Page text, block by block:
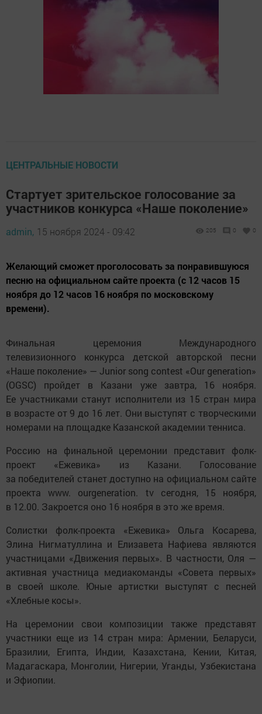
ЦЕНТРАЛЬНЫЕ НОВОСТИ
Стартует зрительское голосование за
участников конкурса «Наше поколение»
admin, 15 ноября 2024 - 09:42 205 0 0
Желающий сможет проголосовать за понравившуюся
песню на официальном сайте проекта (с 12 часов 15
ноября до 12 часов 16 ноября по московскому
времени).
Финальная церемония Международного
телевизионного конкурса детской авторской песни
«Наше поколение» — Junior song contest «Our generation»
(OGSC) пройдет в Казани уже завтра, 16 ноября.
Ее участниками станут исполнители из 15 стран мира
в возрасте от 9 до 16 лет. Они выступят с творческими
номерами на площадке Казанской академии тенниса.
Россию на финальной церемонии представит фолк-
проект «Ежевика» из Казани. Голосование
за победителей станет доступно на официальном сайте
проекта www. ourgeneration. tv сегодня, 15 ноября,
в 12.00. Закроется оно 16 ноября в это же время.
Солистки фолк-проекта «Ежевика» Ольга Косарева,
Элина Нигматуллина и Елизавета Нафиева являются
участницами «Движения первых». В частности, Оля —
активная участница медиакоманды «Совета первых»
в своей школе. Юные артистки выступят с песней
«Хлебные косы».
На церемонии свои композиции также представят
участники еще из 14 стран мира: Армении, Беларуси,
Бразилии, Египта, Индии, Казахстана, Кении, Китая,
Мадагаскара, Монголии, Нигерии, Уганды, Узбекистана
и Эфиопии.